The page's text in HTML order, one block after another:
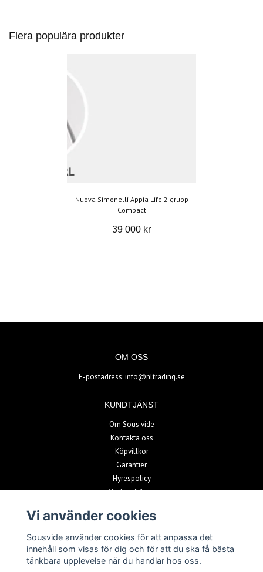
Flera populära produkter
Nuova Simonelli Appia Life 2 grupp
Compact
39 000 kr
OM OSS
E-postadress:info@nltrading.se
KUNDTJÄNST
Om Sous vide
Kontakta oss
Köpvillkor
Garantier
Hyrespolicy
Vanliga frågor
Vi använder cookies
Sousvide använder cookies för att anpassa det
innehåll som visas för dig och för att du ska få bästa
tänkbara upplevelse när du handlar hos oss.